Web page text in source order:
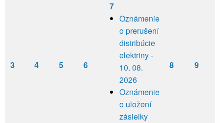
3 4 5 6
7
Oznámenie
o prerušení
distribúcie
elektriny -
10. 08.
2026
Oznámenie
o uložení
zásielky
8 9